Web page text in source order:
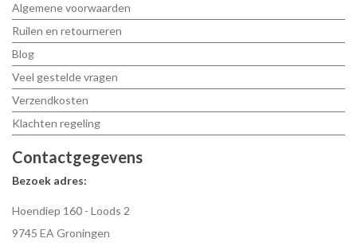
Algemene voorwaarden
Ruilen en retourneren
Blog
Veel gestelde vragen
Verzendkosten
Klachten regeling
Contactgegevens
Bezoek adres:
Hoendiep 160 - Loods 2
9745 EA Groningen